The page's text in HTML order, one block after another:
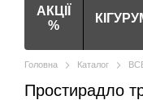
АКЦІЇ
%
Головна Каталог
Простирадло